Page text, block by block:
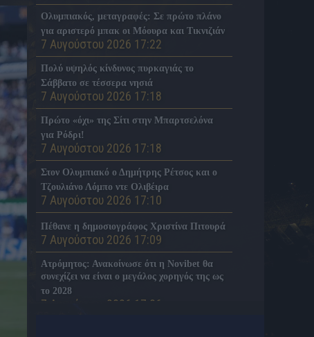
Ολυμπιακός, μεταγραφές: Σε πρώτο πλάνο
για αριστερό μπακ οι Μόουρα και Τικνιζιάν
7 Αυγούστου 2026 17:22
Πολύ υψηλός κίνδυνος πυρκαγιάς το
Σάββατο σε τέσσερα νησιά
7 Αυγούστου 2026 17:18
Πρώτο «όχι» της Σίτι στην Μπαρτσελόνα
για Ρόδρι!
7 Αυγούστου 2026 17:18
Στον Ολυμπιακό ο Δημήτρης Ρέτσος και ο
Τζουλιάνο Λόμπο ντε Ολιβέιρα
7 Αυγούστου 2026 17:10
Πέθανε η δημοσιογράφος Χριστίνα Πιτουρά
7 Αυγούστου 2026 17:09
Ατρόμητος: Ανακοίνωσε ότι η Novibet θα
συνεχίζει να είναι ο μεγάλος χορηγός της ως
το 2028
7 Αυγούστου 2026 17:06